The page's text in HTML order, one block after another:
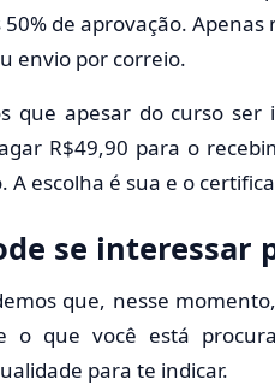
de aprovação.
envio por correio.
que apesar do curso
R$49,90 para o
A escolha é sua e o
se interessar
que, nesse
o que você está
para te indicar.